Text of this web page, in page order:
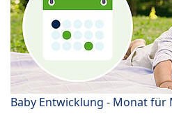
Baby Entwicklung - Monat für